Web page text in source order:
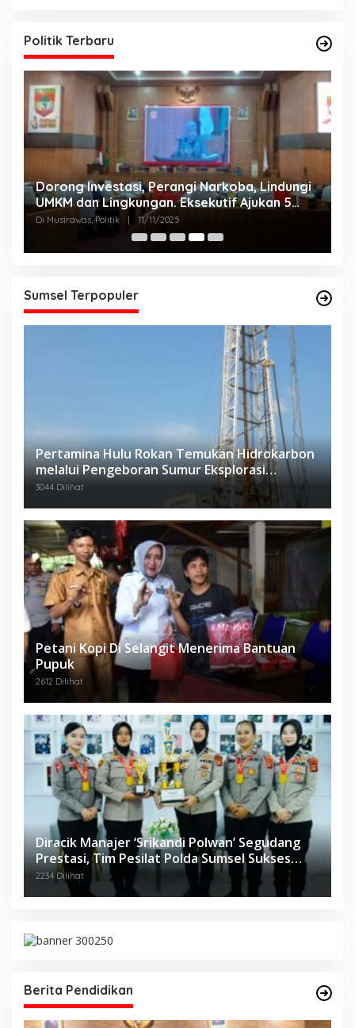
Politik Terbaru
Dorong Investasi, Perangi Narkoba, Lindungi
UMKM dan Lingkungan. Eksekutif Ajukan 5
Raperda Strategis.
Di Musirawas, Politik 11/11/2025
Sumsel Terpopuler
Pertamina Hulu Rokan Temukan Hidrokarbon
melalui Pengeboran Sumur Eksplorasi
Anggrek Violet (AVO)-001
3044 Dilihat
Petani Kopi Di Selangit Menerima Bantuan
Pupuk
2612 Dilihat
Diracik Manajer ‘Srikandi Polwan’ Segudang
Prestasi, Tim Pesilat Polda Sumsel Sukses
Diajang Kejurnas Menpora Cup II 2024
2234 Dilihat
Berita Pendidikan